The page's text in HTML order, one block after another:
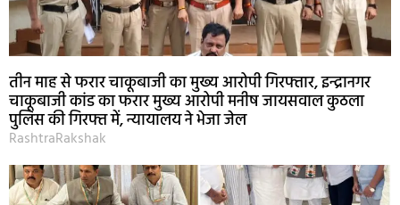
तीन माह से फरार चाकूबाजी का मुख्य आरोपी गिरफ्तार, इन्द्रानगर
चाकूबाजी कांड का फरार मुख्य आरोपी मनीष जायसवाल कुठला
पुलिस की गिरफ्त में, न्यायालय ने भेजा जेल
RashtraRakshak